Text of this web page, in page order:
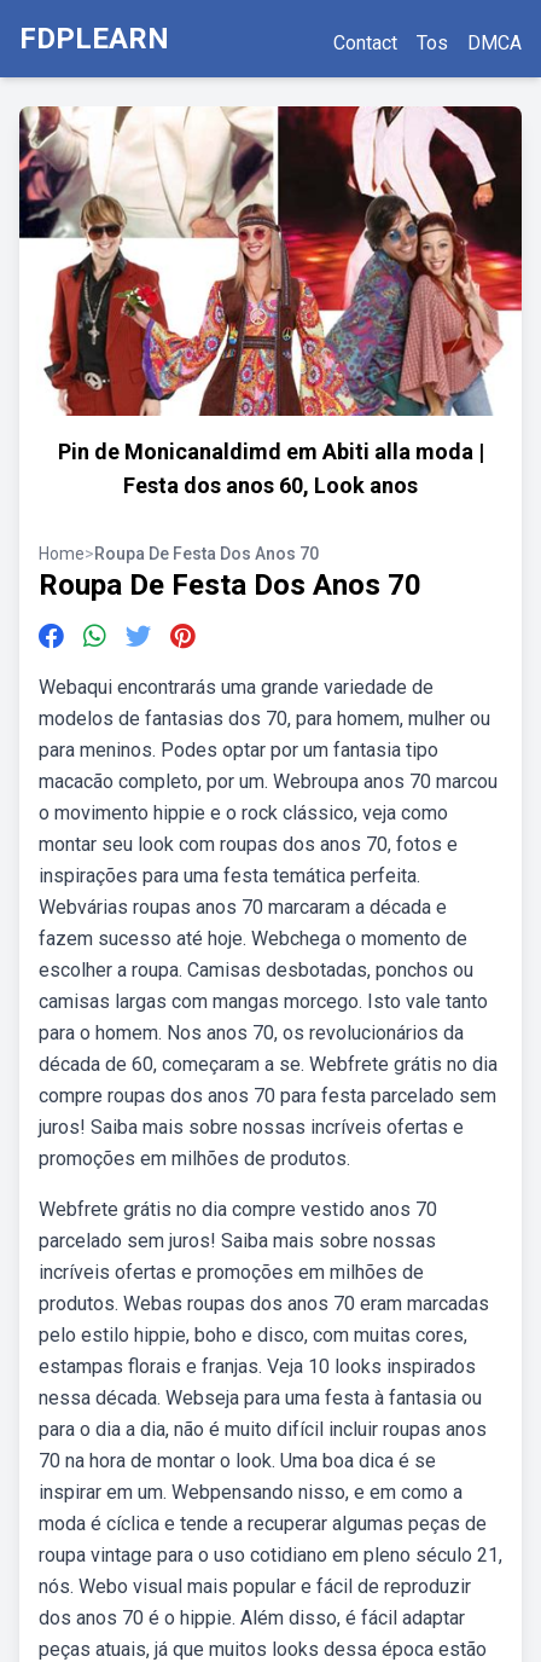
FDPLEARN Contact Tos DMCA
Pin de Monicanaldimd em Abiti alla moda |
Festa dos anos 60, Look anos
Home>Roupa De Festa Dos Anos 70
Roupa De Festa Dos Anos 70
Webaqui encontrarás uma grande variedade de
modelos de fantasias dos 70, para homem, mulher ou
para meninos. Podes optar por um fantasia tipo
macacão completo, por um. Webroupa anos 70 marcou
o movimento hippie e o rock clássico, veja como
montar seu look com roupas dos anos 70, fotos e
inspirações para uma festa temática perfeita.
Webvárias roupas anos 70 marcaram a década e
fazem sucesso até hoje. Webchega o momento de
escolher a roupa. Camisas desbotadas, ponchos ou
camisas largas com mangas morcego. Isto vale tanto
para o homem. Nos anos 70, os revolucionários da
década de 60, começaram a se. Webfrete grátis no dia
compre roupas dos anos 70 para festa parcelado sem
juros! Saiba mais sobre nossas incríveis ofertas e
promoções em milhões de produtos.
Webfrete grátis no dia compre vestido anos 70
parcelado sem juros! Saiba mais sobre nossas
incríveis ofertas e promoções em milhões de
produtos. Webas roupas dos anos 70 eram marcadas
pelo estilo hippie, boho e disco, com muitas cores,
estampas florais e franjas. Veja 10 looks inspirados
nessa década. Webseja para uma festa à fantasia ou
para o dia a dia, não é muito difícil incluir roupas anos
70 na hora de montar o look. Uma boa dica é se
inspirar em um. Webpensando nisso, e em como a
moda é cíclica e tende a recuperar algumas peças de
roupa vintage para o uso cotidiano em pleno século 21,
nós. Webo visual mais popular e fácil de reproduzir
dos anos 70 é o hippie. Além disso, é fácil adaptar
peças atuais, já que muitos looks dessa época estão